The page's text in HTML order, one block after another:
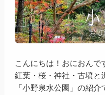
こんにちは！おにおんで
紅葉・桜・神社・古墳と
「小野泉水公園」の紹